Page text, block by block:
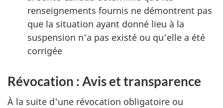
renseignements fournis ne démontrent pas
que la situation ayant donné lieu à la
suspension n'a pas existé ou qu'elle a été
corrigée
Révocation : Avis et transparence
À la suite d'une révocation obligatoire ou